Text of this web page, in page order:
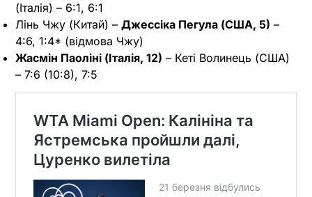
(Італія) – 6:1, 6:1
Лінь Чжу (Китай) – Джессіка Пегула (США, 5) –
4:6, 1:4* (відмова Чжу)
Жасмін Паоліні (Італія, 12) – Кеті Волинець (США)
– 7:6 (10:8), 7:5